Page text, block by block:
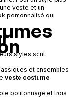
veste et un
personnalisé qui
styles sont
et ensembles
veste costume
boutonnage et trois